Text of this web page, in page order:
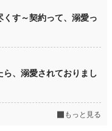
す～契約って、溺愛っ
、溺愛されておりまし
もっと見る